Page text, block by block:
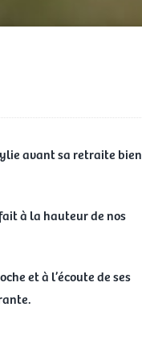
avant sa retraite bien
à la hauteur de nos
et à l’écoute de ses